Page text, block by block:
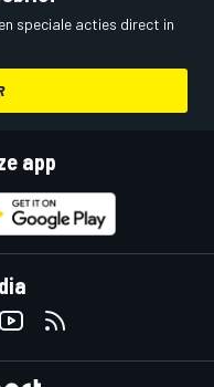
speciale acties direct in
app